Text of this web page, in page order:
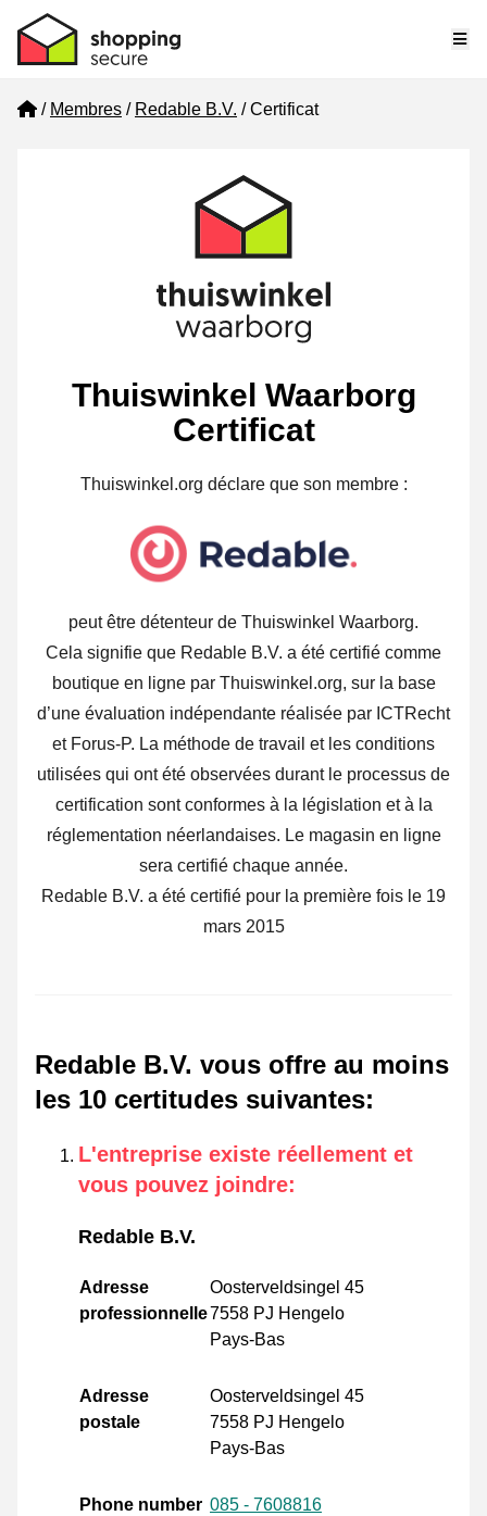
Home
Membres Redable B.V. Certificat
Thuiswinkel Waarborg
Certificat
Thuiswinkel.org déclare que son membre :
peut être détenteur de Thuiswinkel Waarborg.
Cela signifie que Redable B.V. a été certifié comme
boutique en ligne par Thuiswinkel.org, sur la base
d’une évaluation indépendante réalisée par ICTRecht
et Forus-P. La méthode de travail et les conditions
utilisées qui ont été observées durant le processus de
certification sont conformes à la législation et à la
réglementation néerlandaises. Le magasin en ligne
sera certifié chaque année.
Redable B.V. a été certifié pour la première fois le 19
mars 2015
Redable B.V. vous offre au moins
les 10 certitudes suivantes:
L'entreprise existe réellement et
vous pouvez joindre:
Redable B.V.
Adresse
professionnelle
Oosterveldsingel 45
7558 PJ Hengelo
Pays-Bas
Adresse
postale
Oosterveldsingel 45
7558 PJ Hengelo
Pays-Bas
Phone number 085 - 7608816